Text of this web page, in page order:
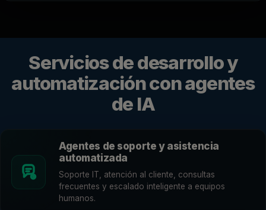
Servicios de desarrollo y
automatización con agentes
de IA
Agentes de soporte y asistencia
automatizada
Soporte IT, atención al cliente, consultas
frecuentes y escalado inteligente a equipos
humanos.